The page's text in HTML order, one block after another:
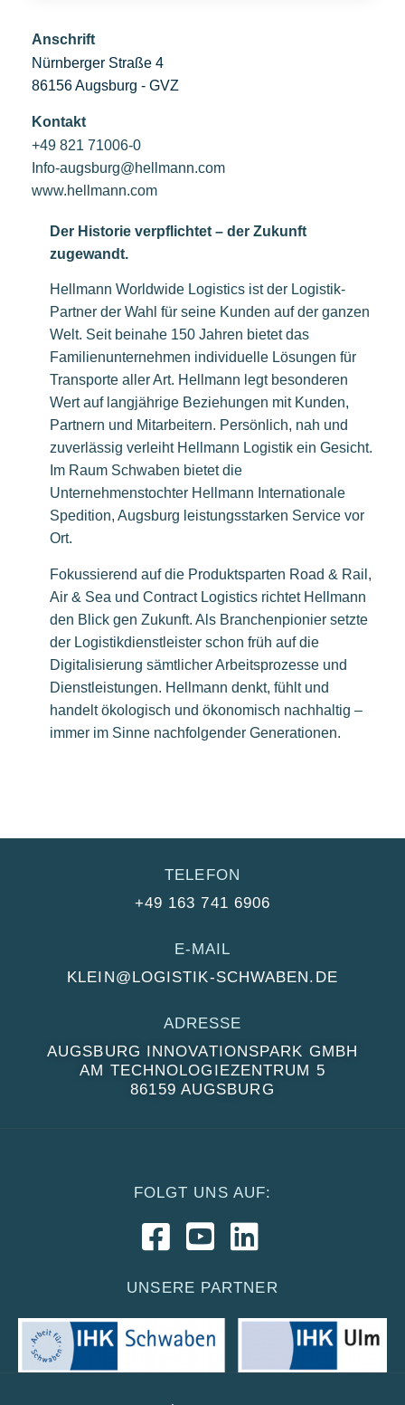
Anschrift
Nürnberger Straße 4
86156 Augsburg - GVZ
Kontakt
+49 821 71006-0
Info-augsburg@hellmann.com
www.hellmann.com
Der Historie verpflichtet – der Zukunft
zugewandt.
Hellmann Worldwide Logistics ist der Logistik-
Partner der Wahl für seine Kunden auf der ganzen
Welt. Seit beinahe 150 Jahren bietet das
Familienunternehmen individuelle Lösungen für
Transporte aller Art. Hellmann legt besonderen
Wert auf langjährige Beziehungen mit Kunden,
Partnern und Mitarbeitern. Persönlich, nah und
zuverlässig verleiht Hellmann Logistik ein Gesicht.
Im Raum Schwaben bietet die
Unternehmenstochter Hellmann Internationale
Spedition, Augsburg leistungsstarken Service vor
Ort.
Fokussierend auf die Produktsparten Road & Rail,
Air & Sea und Contract Logistics richtet Hellmann
den Blick gen Zukunft. Als Branchenpionier setzte
der Logistikdienstleister schon früh auf die
Digitalisierung sämtlicher Arbeitsprozesse und
Dienstleistungen. Hellmann denkt, fühlt und
handelt ökologisch und ökonomisch nachhaltig –
immer im Sinne nachfolgender Generationen.
TELEFON
+49 163 741 6906
E-MAIL
KLEIN@LOGISTIK-SCHWABEN.DE
ADRESSE
AUGSBURG INNOVATIONSPARK GMBH
AM TECHNOLOGIEZENTRUM 5
86159 AUGSBURG
FOLGT UNS AUF:
UNSERE PARTNER